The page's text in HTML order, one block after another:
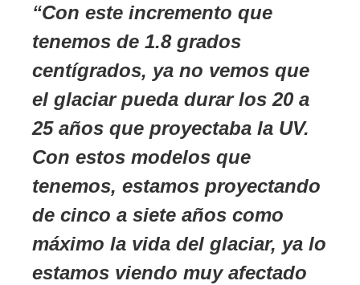
Con este incremento que
tenemos de 1.8 grados
centígrados, ya no vemos que
el glaciar pueda durar los 20 a
25 años que proyectaba la UV.
Con estos modelos que
tenemos, estamos proyectando
de cinco a siete años como
máximo la vida del glaciar, ya lo
estamos viendo muy afectado